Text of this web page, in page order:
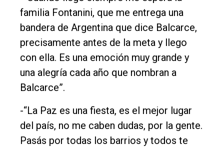
familia Fontanini, que me entrega una
bandera de Argentina que dice Balcarce,
precisamente antes de la meta y llego
con ella. Es una emoción muy grande y
una alegría cada año que nombran a
Balcarce”.
-“La Paz es una fiesta, es el mejor lugar
del país, no me caben dudas, por la gente.
Pasás por todas los barrios y todos te